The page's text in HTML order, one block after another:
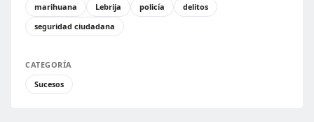
marihuana
Lebrija policía
delitos
seguridad ciudadana
CATEGORÍA
Sucesos